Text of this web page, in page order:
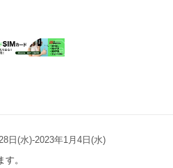
日(水)-2023年1月4日(水)
。